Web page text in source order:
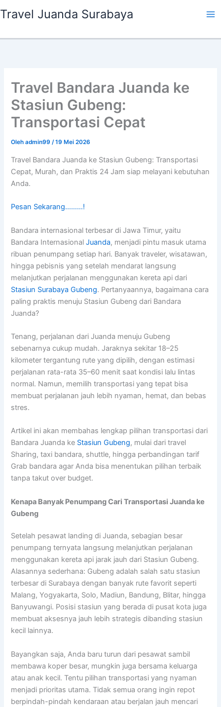
ke
Travel Juanda Surabaya
Travel Bandara Juanda ke
Stasiun Gubeng:
Transportasi Cepat
Olehadmin99/19 Mei 2026
Travel Bandara Juanda ke Stasiun Gubeng: Transportasi
Cepat, Murah, dan Praktis 24 Jam siap melayani kebutuhan
Anda.
Pesan Sekarang………!
Bandara internasional terbesar di Jawa Timur, yaitu
Bandara InternasionalJuanda, menjadi pintu masuk utama
ribuan penumpang setiap hari. Banyak traveler, wisatawan,
hingga pebisnis yang setelah mendarat langsung
melanjutkan perjalanan menggunakan kereta api dari
Stasiun Surabaya Gubeng. Pertanyaannya, bagaimana cara
paling praktis menuju Stasiun Gubeng dari Bandara
Juanda?
Tenang, perjalanan dari Juanda menuju Gubeng
sebenarnya cukup mudah. Jaraknya sekitar 18–25
kilometer tergantung rute yang dipilih, dengan estimasi
perjalanan rata-rata 35–60 menit saat kondisi lalu lintas
normal. Namun, memilih transportasi yang tepat bisa
membuat perjalanan jauh lebih nyaman, hemat, dan bebas
stres.
Artikel ini akan membahas lengkap pilihan transportasi dari
Bandara Juanda ke Stasiun Gubeng, mulai dari travel
Sharing, taxi bandara, shuttle, hingga perbandingan tarif
Grab bandara agar Anda bisa menentukan pilihan terbaik
tanpa takut over budget.
Kenapa Banyak Penumpang Cari Transportasi Juanda ke
Gubeng
Setelah pesawat landing di Juanda, sebagian besar
penumpang ternyata langsung melanjutkan perjalanan
menggunakan kereta api jarak jauh dari Stasiun Gubeng.
Alasannya sederhana: Gubeng adalah salah satu stasiun
terbesar di Surabaya dengan banyak rute favorit seperti
Malang, Yogyakarta, Solo, Madiun, Bandung, Blitar, hingga
Banyuwangi. Posisi stasiun yang berada di pusat kota juga
membuat aksesnya jauh lebih strategis dibanding stasiun
kecil lainnya.
Bayangkan saja, Anda baru turun dari pesawat sambil
membawa koper besar, mungkin juga bersama keluarga
atau anak kecil. Tentu pilihan transportasi yang nyaman
menjadi prioritas utama. Tidak semua orang ingin repot
berpindah-pindah kendaraan atau berjalan jauh mencari